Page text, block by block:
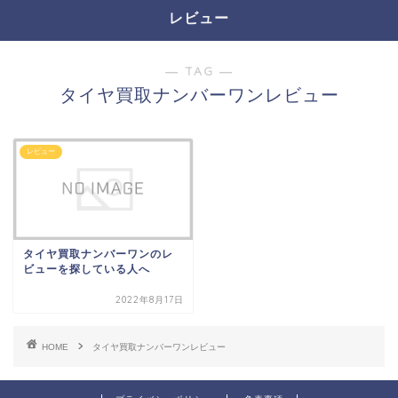
レビュー
― TAG ―
タイヤ買取ナンバーワンレビュー
レビュー
タイヤ買取ナンバーワンのレ
ビューを探している人へ
2022年8月17日
HOME タイヤ買取ナンバーワンレビュー